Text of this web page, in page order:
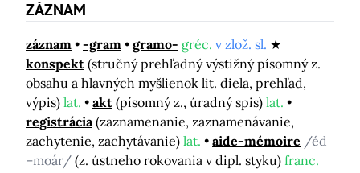
ZÁZNAM
záznam -gram gramo- gréc. v zlož. sl.
konspekt (stručný prehľadný výstižný písomný z.
obsahu a hlavných myšlienok lit. diela, prehľad,
výpis) lat. akt (písomný z., úradný spis) lat.
registrácia (zaznamenanie, zaznamenávanie,
zachytenie, zachytávanie) lat. aide-mémoire /éd
–moár/ (z. ústneho rokovania v dipl. styku) franc.